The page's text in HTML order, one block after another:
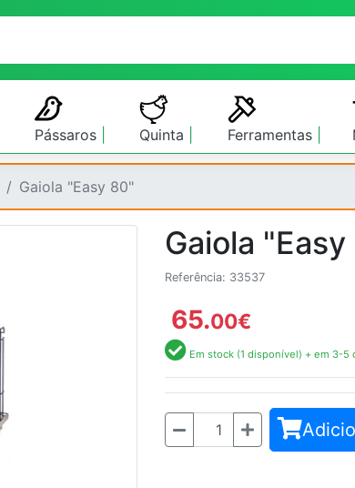
Pássaros Quinta Ferramentas
Gaiola "Easy 80"
Gaiola
Referência: 33537
65.00€
Em stock (1 disponível) + em 3-5
Quantidade